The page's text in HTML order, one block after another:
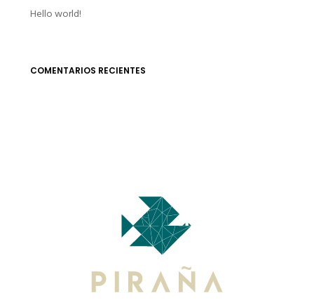
Hello world!
COMENTARIOS RECIENTES